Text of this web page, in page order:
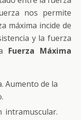
nos permite
máxima incide de
y la fuerza
Fuerza Máxima
Aumento de la
intramuscular.